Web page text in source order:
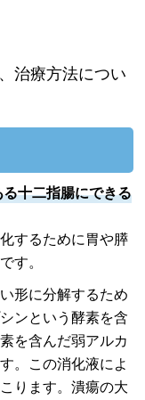
治療方法につい
十二指腸にできる
するために胃や膵
す。
形に分解するため
ンという酵素を含
を含んだ弱アルカ
。この消化液によ
ります。潰瘍の大